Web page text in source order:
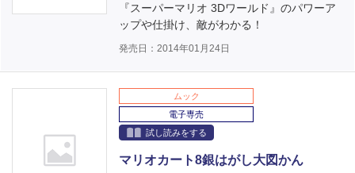
『スーパーマリオ 3Dワールド』のパワーア
ップや仕掛け、敵がわかる！
発売日：2014年01月24日
ムック
電子専売
試し読みをする
マリオカート8銀はがし大図かん